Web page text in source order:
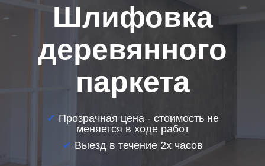
Шлифовка
деревянного
паркета
✔ Прозрачная цена - стоимость не
меняется в ходе работ
✔ Выезд в течение 2х часов